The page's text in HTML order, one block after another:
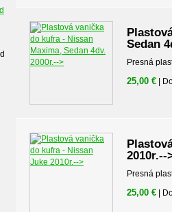
Sedan
Presná
25,00 € |
2010r.--
Presná
25,00 € |